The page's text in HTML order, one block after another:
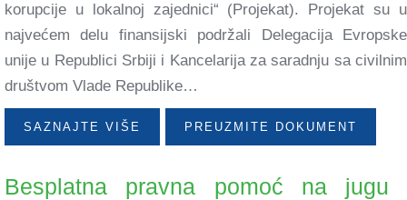
korupcije u lokalnoj zajednici“ (Projekat). Projekat su u
najvećem delu finansijski podržali Delegacija Evropske
unije u Republici Srbiji i Kancelarija za saradnju sa civilnim
društvom Vlade Republike…
SAZNAJTE VIŠE PREUZMITE DOKUMENT
Besplatna pravna pomoć na jugu